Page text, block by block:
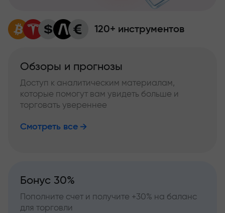
120+ инструментов
Обзоры и прогнозы
Доступ к аналитическим материалам,
которые помогут вам увидеть больше и
торговать увереннее
Смотреть все
Бонус 30%
Пополните счет и получите +30% на баланс
для торговли